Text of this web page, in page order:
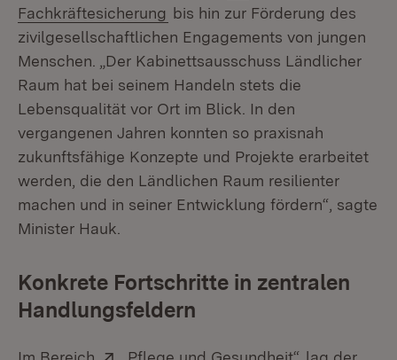
Fachkräftesicherung (Öffnet in neuem Fenster)
bis hin zur Förderung des
zivilgesellschaftlichen Engagements von jungen
Menschen. „Der Kabinettsausschuss Ländlicher
Raum hat bei seinem Handeln stets die
Lebensqualität vor Ort im Blick. In den
vergangenen Jahren konnten so praxisnah
zukunftsfähige Konzepte und Projekte erarbeitet
werden, die den Ländlichen Raum resilienter
machen und in seiner Entwicklung fördern“, sagte
Minister Hauk.
Konkrete Fortschritte in zentralen
Handlungsfeldern
Extern: (Öffnet in